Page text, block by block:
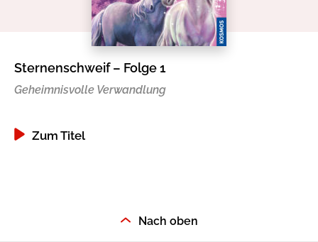
Sternenschweif – Folge 1
Geheimnisvolle Verwandlung
Zum Titel
Nach oben